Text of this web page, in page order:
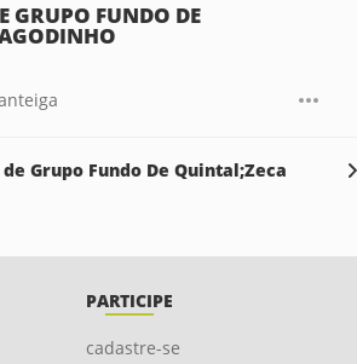
GRUPO FUNDO DE
Grupo Fundo De Quintal;Zeca
PARTICIPE
cadastre-se